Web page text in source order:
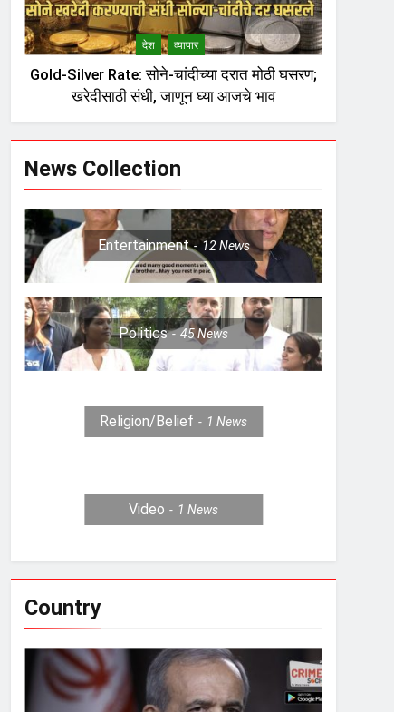
देश व्यापार
Gold-Silver Rate: सोने-चांदीच्या दरात मोठी घसरण;
खरेदीसाठी संधी, जाणून घ्या आजचे भाव
News Collection
Entertainment 12News
Politics 45News
Religion/Belief 1News
Video 1News
Country